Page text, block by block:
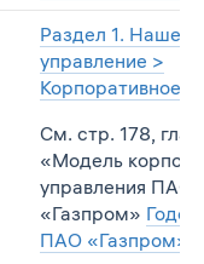
Раздел 1. Наше
управление >
Корпоративное
См. стр. 178,
«Модель
управления ПАО
«Газпром»
ПАО «Газпром»